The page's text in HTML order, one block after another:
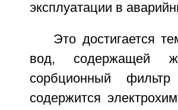
эксплуатации в
Это достигается
вод, содержащей
сорбционный
содержится